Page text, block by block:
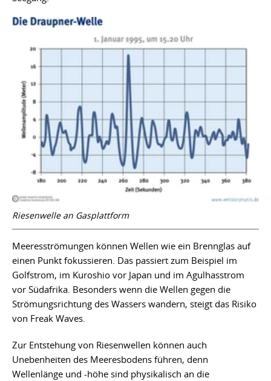
Riesenwelle an Gasplattform
Meeresströmungen können Wellen wie ein Brennglas auf
einen Punkt fokussieren. Das passiert zum Beispiel im
Golfstrom, im Kuroshio vor Japan und im Agulhasstrom
vor Südafrika. Besonders wenn die Wellen gegen die
Strömungsrichtung des Wassers wandern, steigt das Risiko
von Freak Waves.
Zur Entstehung von Riesenwellen können auch
Unebenheiten des Meeresbodens führen, denn
Wellenlänge und -höhe sind physikalisch an die